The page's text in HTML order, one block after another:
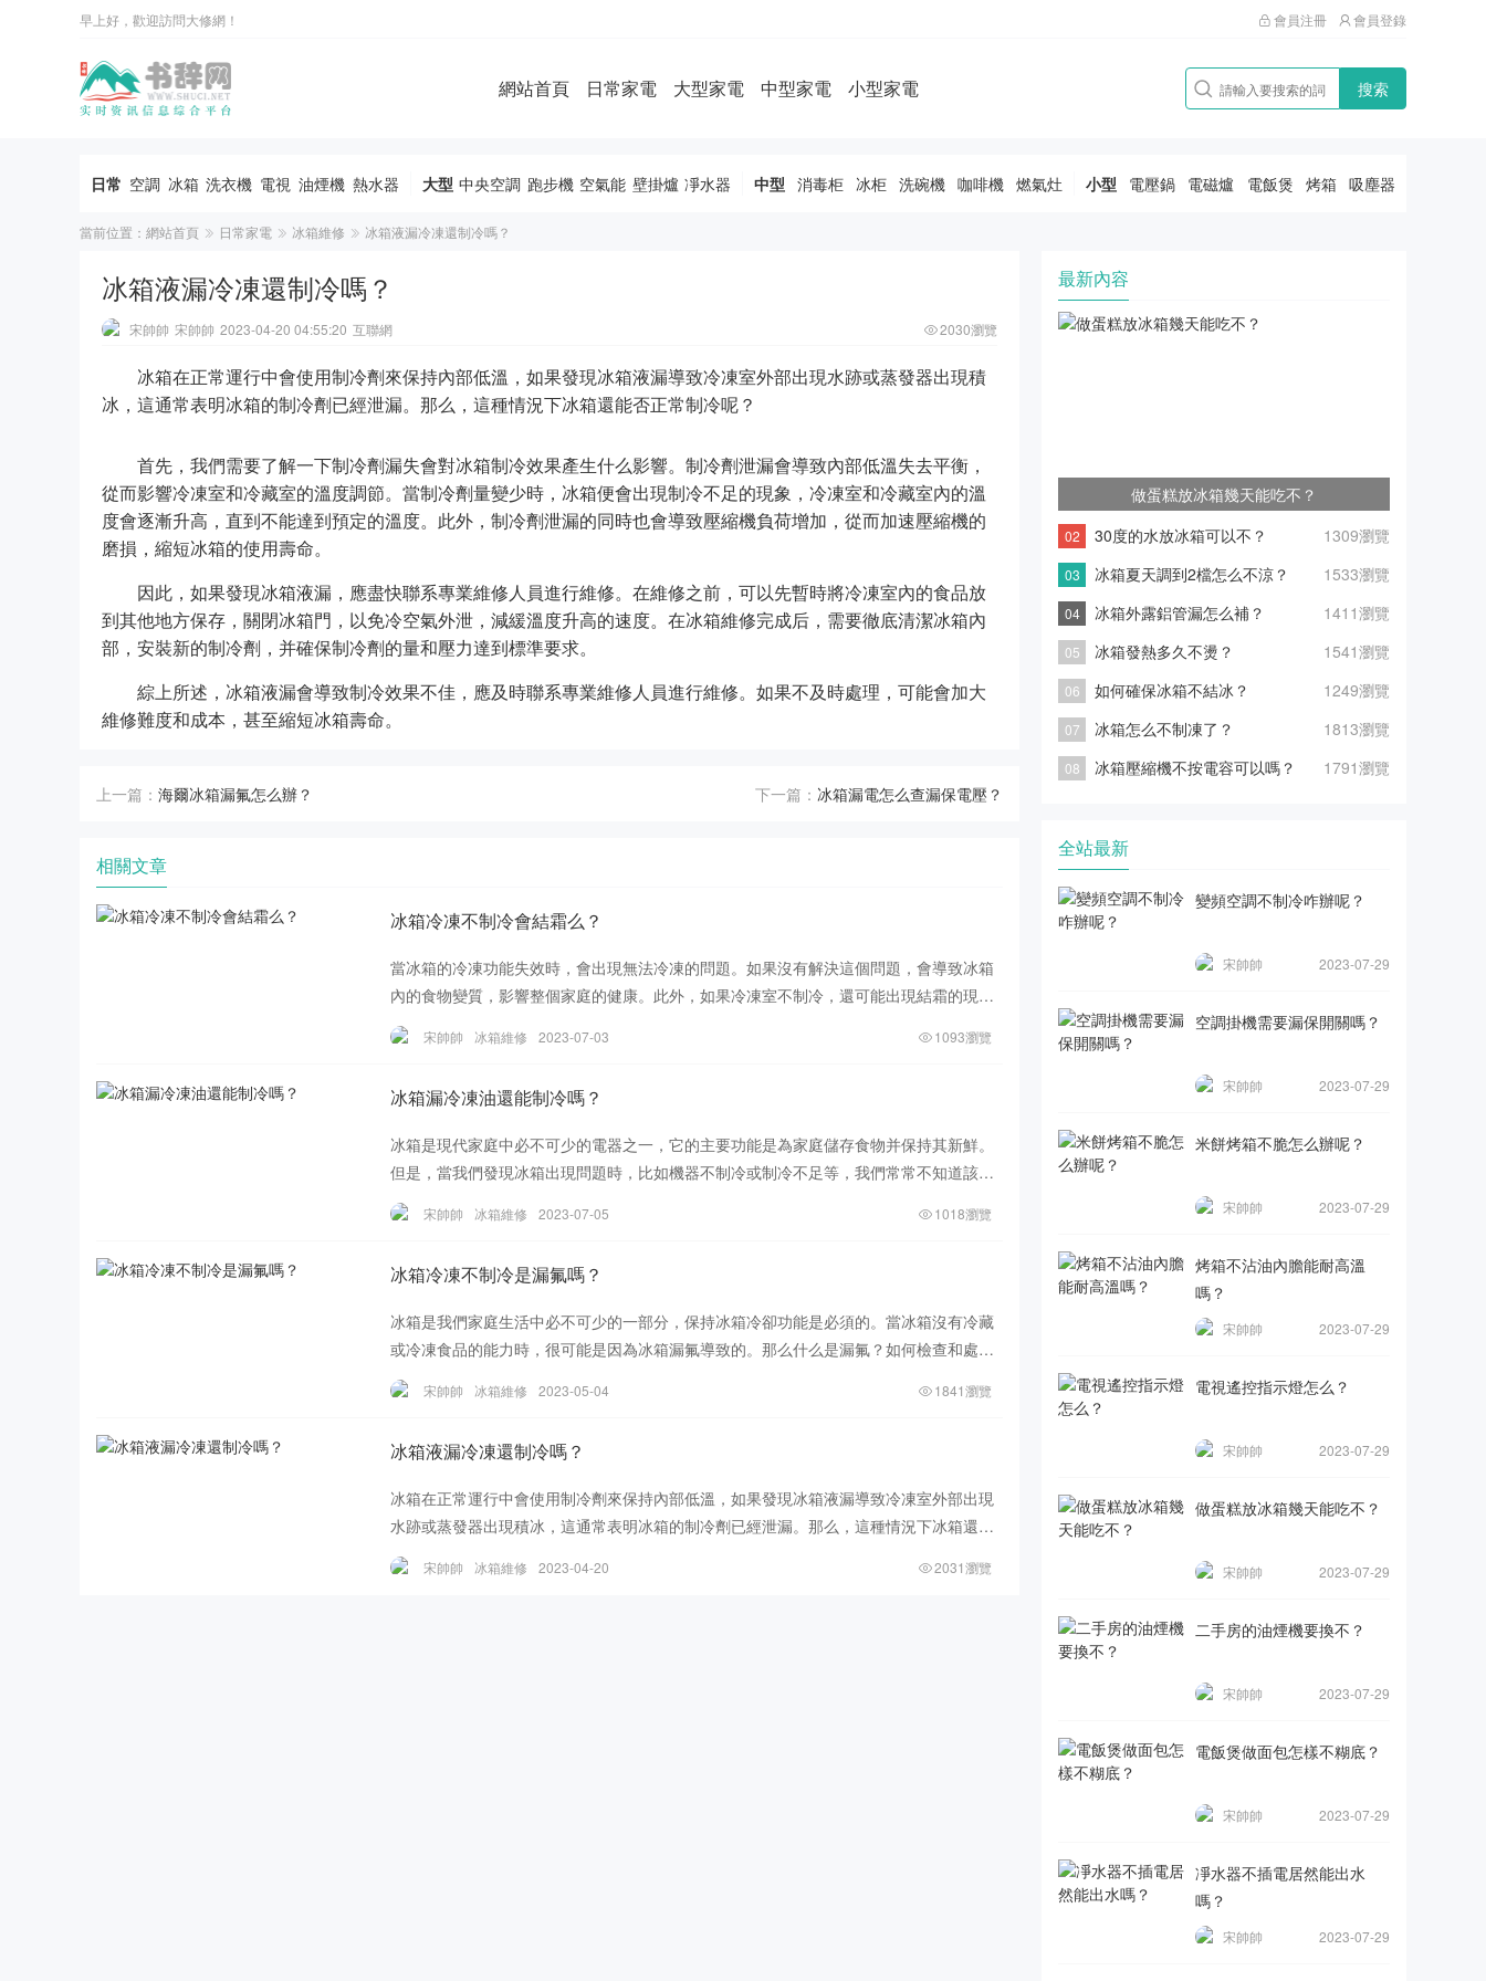
早上好，歡迎訪問大修網！ 會員注冊 會員登錄
網站首頁 日常家電 大型家電 中型家電 小型家電 搜索
日常 空調 冰箱 洗衣機 電視 油煙機 熱水器 大型 中央空調 跑步機 空氣能 壁掛爐 凈水器 中型 消毒柜 冰柜 洗碗機 咖啡機 燃氣灶 小型 電壓鍋 電磁爐 電飯煲 烤箱 吸塵器
當前位置： 網站首頁 日常家電 冰箱維修 冰箱液漏冷凍還制冷嗎？
冰箱液漏冷凍還制冷嗎？
宋帥帥 宋帥帥 2023-04-20 04:55:20 互聯網 2030瀏覽
冰箱在正常運行中會使用制冷劑來保持內部低溫，如果發現冰箱液漏導致冷凍室外部出現水跡或蒸發器出現積
冰，這通常表明冰箱的制冷劑已經泄漏。那么，這種情況下冰箱還能否正常制冷呢？
首先，我們需要了解一下制冷劑漏失會對冰箱制冷效果產生什么影響。制冷劑泄漏會導致內部低溫失去平衡，
從而影響冷凍室和冷藏室的溫度調節。當制冷劑量變少時，冰箱便會出現制冷不足的現象，冷凍室和冷藏室內的溫
度會逐漸升高，直到不能達到預定的溫度。此外，制冷劑泄漏的同時也會導致壓縮機負荷增加，從而加速壓縮機的
磨損，縮短冰箱的使用壽命。
因此，如果發現冰箱液漏，應盡快聯系專業維修人員進行維修。在維修之前，可以先暫時將冷凍室內的食品放
到其他地方保存，關閉冰箱門，以免冷空氣外泄，減緩溫度升高的速度。在冰箱維修完成后，需要徹底清潔冰箱內
部，安裝新的制冷劑，并確保制冷劑的量和壓力達到標準要求。
綜上所述，冰箱液漏會導致制冷效果不佳，應及時聯系專業維修人員進行維修。如果不及時處理，可能會加大
維修難度和成本，甚至縮短冰箱壽命。
上一篇： 海爾冰箱漏氟怎么辦？ 下一篇： 冰箱漏電怎么查漏保電壓？
相關文章
冰箱冷凍不制冷會結霜么？
當冰箱的冷凍功能失效時，會出現無法冷凍的問題。如果沒有解決這個問題，會導致冰箱
內的食物變質，影響整個家庭的健康。此外，如果冷凍室不制冷，還可能出現結霜的現
象。下面我們來詳細探討一下這個問題。首先，讓我
宋帥帥 冰箱維修 2023-07-03 1093瀏覽
冰箱漏冷凍油還能制冷嗎？
冰箱是現代家庭中必不可少的電器之一，它的主要功能是為家庭儲存食物并保持其新鮮。
但是，當我們發現冰箱出現問題時，比如機器不制冷或制冷不足等，我們常常不知道該怎
么做。其中一個常見的問題是冰箱漏冷凍油，那么
宋帥帥 冰箱維修 2023-07-05 1018瀏覽
冰箱冷凍不制冷是漏氟嗎？
冰箱是我們家庭生活中必不可少的一部分，保持冰箱冷卻功能是必須的。當冰箱沒有冷藏
或冷凍食品的能力時，很可能是因為冰箱漏氟導致的。那么什么是漏氟？如何檢查和處理
漏氟問題？什么是漏氟？氟利昂是一種廣泛用于空
宋帥帥 冰箱維修 2023-05-04 1841瀏覽
冰箱液漏冷凍還制冷嗎？
冰箱在正常運行中會使用制冷劑來保持內部低溫，如果發現冰箱液漏導致冷凍室外部出現
水跡或蒸發器出現積冰，這通常表明冰箱的制冷劑已經泄漏。那么，這種情況下冰箱還能
否正常制冷呢？首先，我們需要了解一下制冷劑漏
宋帥帥 冰箱維修 2023-04-20 2031瀏覽
最新內容
做蛋糕放冰箱幾天能吃不？
1309瀏覽
30度的水放冰箱可以不？
1533瀏覽
冰箱夏天調到2檔怎么不涼？
1411瀏覽
冰箱外露鋁管漏怎么補？
1541瀏覽
冰箱發熱多久不燙？
1249瀏覽
如何確保冰箱不結冰？
1813瀏覽
冰箱怎么不制凍了？
1791瀏覽
冰箱壓縮機不按電容可以嗎？
全站最新
變頻空調不制冷咋辦呢？
宋帥帥 2023-07-29
空調掛機需要漏保開關嗎？
宋帥帥 2023-07-29
米餅烤箱不脆怎么辦呢？
宋帥帥 2023-07-29
烤箱不沾油內膽能耐高溫
嗎？
宋帥帥 2023-07-29
電視遙控指示燈怎么？
宋帥帥 2023-07-29
做蛋糕放冰箱幾天能吃不？
宋帥帥 2023-07-29
二手房的油煙機要換不？
宋帥帥 2023-07-29
電飯煲做面包怎樣不糊底？
宋帥帥 2023-07-29
凈水器不插電居然能出水
嗎？
宋帥帥 2023-07-29